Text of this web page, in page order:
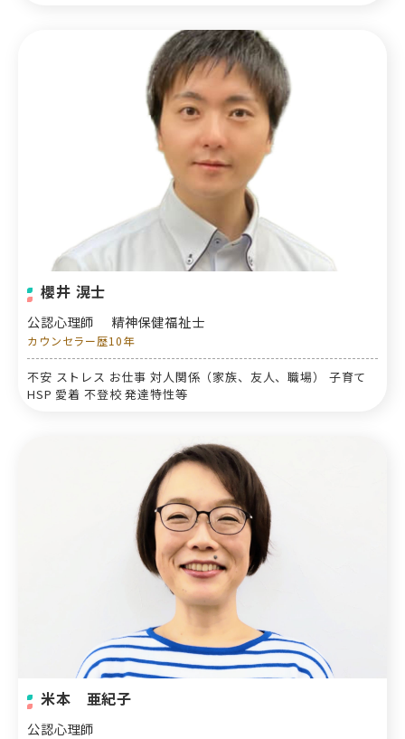
櫻井 滉士
公認心理師 精神保健福祉士
カウンセラー歴10年
不安 ストレス お仕事 対人関係（家族、友人、職場） 子育て
HSP 愛着 不登校 発達特性等
米本 亜紀子
公認心理師